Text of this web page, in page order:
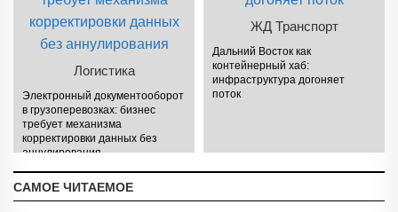
Логистика
Электронный документооборот
в грузоперевозках: бизнес
требует механизма
корректировки данных без
аннулирования
ЖД Транспорт
Дальний Восток как
контейнерный хаб:
инфраструктура догоняет
поток
САМОЕ ЧИТАЕМОЕ